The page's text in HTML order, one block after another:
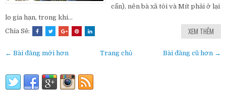
cẩn), nên bà xã tôi và Mít phải ở lại
lo gia hạn, trong khi...
Chia Sẻ:
XEM THÊM
← Bài đăng mới hơn Bài đăng cũ hơn →
Trang chủ